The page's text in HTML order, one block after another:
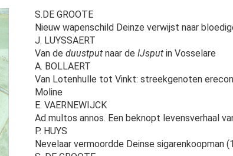
S.DE GROOTE
Nieuw wapenschild Deinze verwijst naar
J. LUYSSAERT
Van de duustput naar de IJsput in Vosselare
A. BOLLAERT
Van Lotenhulle tot Vinkt: streekgenoten
Moline
E. VAERNEWIJCK
Ad multos annos. Een beknopt levensverhaal
P. HUYS
Nevelaar vermoordde Deinse sigarenkoopman